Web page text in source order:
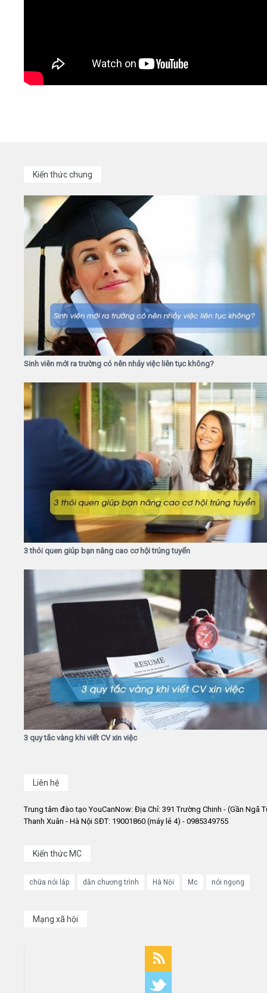
Kiến thức chung
Sinh viên mới ra trường có nên nhảy việc liên tục không?
3 thói quen giúp bạn nâng cao cơ hội trúng tuyển
3 quy tắc vàng khi viết CV xin việc
Liên hệ
Trung tâm đào tạo YouCanNow: Địa Chỉ: 391 Trường Chinh - (Gần Ngã
Thanh Xuân - Hà Nội SĐT: 19001860 (máy lẻ 4) - 0985349755
Kiến thức MC
chữa nói lắp dẫn chương trình Hà Nội Mc nói ngọng
Mạng xã hội